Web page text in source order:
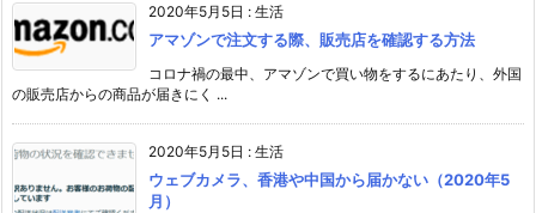
2020年5月5日 : 生活
アマゾンで注文する際、販売店を確認する方法
コロナ禍の最中、アマゾンで買い物をするにあたり、外国
の販売店からの商品が届きにく ...
2020年5月5日 : 生活
ウェブカメラ、香港や中国から届かない（2020年5
月）